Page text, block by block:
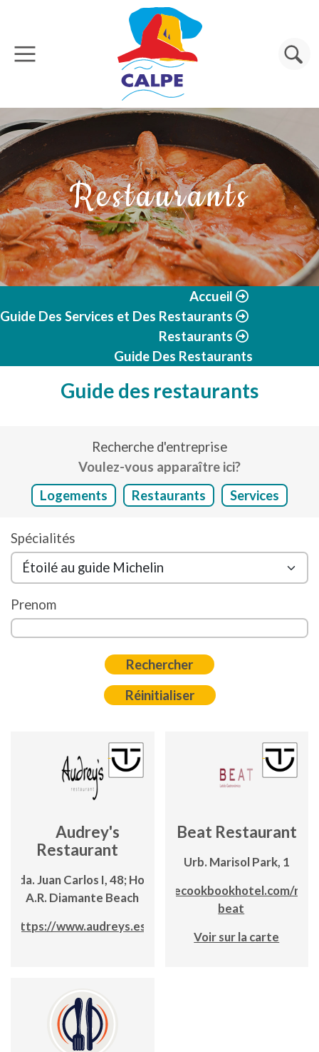
Aller au contenu principal
Rechercher
Restaurants
Accueil
Guide Des Services et Des Restaurants
Restaurants
Guide Des Restaurants
Guide des restaurants
Recherche d'entreprise
Voulez-vous apparaître ici?
Logements
Restaurants Services
Spécialités
Prenom
Audrey's
Restaurant
Avda. Juan Carlos I, 48; Hotel
A.R. Diamante Beach
https://www.audreys.es/
Beat Restaurant
Urb. Marisol Park, 1
https://thecookbookhotel.com/
beat
Voir sur la carte